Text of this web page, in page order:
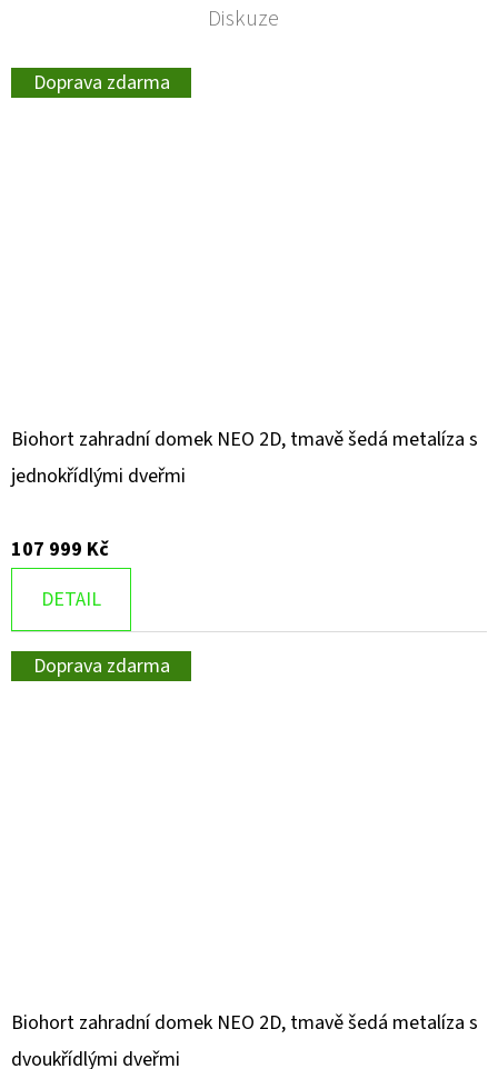
Diskuze
Doprava zdarma
Biohort zahradní domek NEO 2D, tmavě šedá metalíza s
jednokřídlými dveřmi
107 999 Kč
DETAIL
Doprava zdarma
Biohort zahradní domek NEO 2D, tmavě šedá metalíza s
dvoukřídlými dveřmi